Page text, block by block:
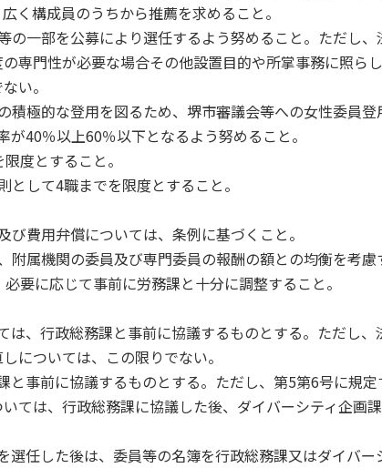
構成員のうちから推薦を求めること。
の一部を公募により選任するよう努めること。ただし、
専門性が必要な場合その他設置目的や所掌事務に照ら
い。
積極的な登用を図るため、堺市審議会等への女性委員登
が40％以上60％以下となるよう努めること。
度とすること。
して4職までを限度とすること。
費用弁償については、条例に基づくこと。
属機関の委員及び専門委員の報酬の額との均衡を考慮
に応じて事前に労務課と十分に調整すること。
、行政総務課と事前に協議するものとする。ただし、
については、この限りでない。
事前に協議するものとする。ただし、第5第6号に規定
ては、行政総務課に協議した後、ダイバーシティ企画
任した後は、委員等の名簿を行政総務課又はダイバー